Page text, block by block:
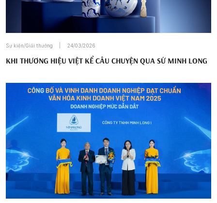
Sự kiện/Giải thưởng 24/03/2026
KHI THƯƠNG HIỆU VIỆT KỂ CÂU CHUYỆN QUA SỨ MINH LONG